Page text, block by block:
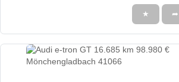
★ ➦